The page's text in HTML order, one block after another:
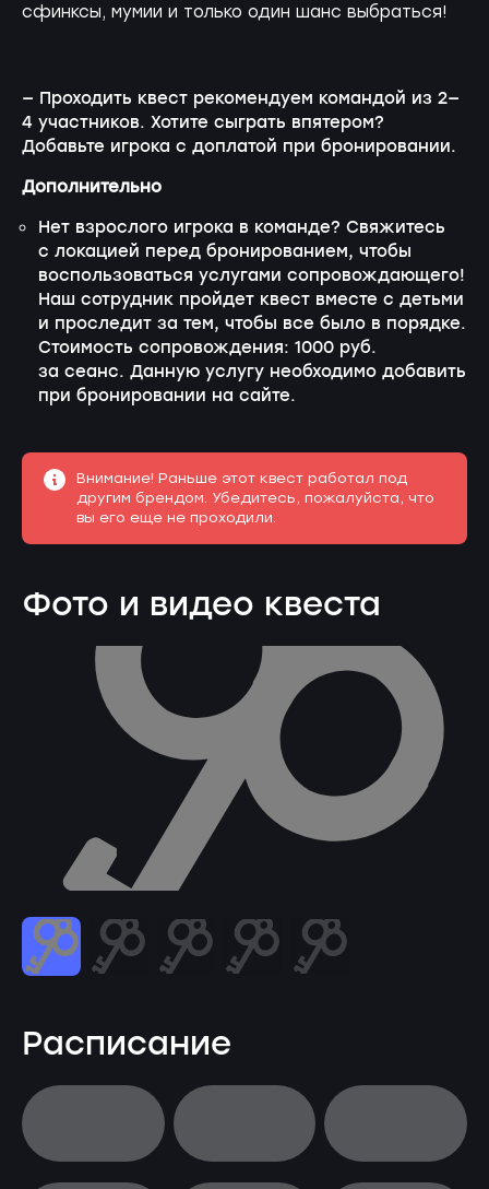
сфинксы, мумии и только один шанс выбраться!
— Проходить квест рекомендуем командой из 2—
4 участников. Хотите сыграть впятером?
Добавьте игрока с доплатой при бронировании.
Дополнительно
Нет взрослого игрока в команде? Свяжитесь
с локацией перед бронированием, чтобы
воспользоваться услугами сопровождающего!
Наш сотрудник пройдет квест вместе с детьми
и проследит за тем, чтобы все было в порядке.
Стоимость сопровождения: 1000 руб.
за сеанс. Данную услугу необходимо добавить
при бронировании на сайте.
Внимание! Раньше этот квест работал под
другим брендом. Убедитесь, пожалуйста, что
вы его еще не проходили.
Фото и видео квеста
Расписание